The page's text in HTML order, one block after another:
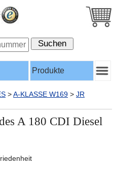
Produkte
>A-KLASSE W169 > JR
A 180 CDI Diesel